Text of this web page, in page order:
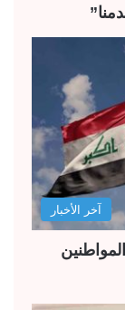
آخر الأخبار